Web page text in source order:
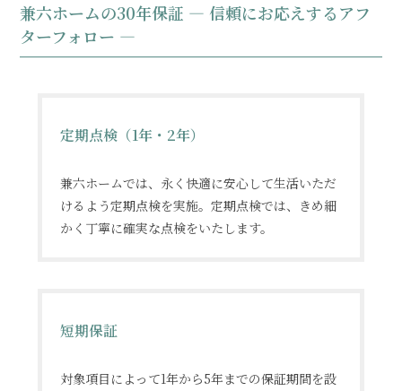
兼六ホームの30年保証 ― 信頼にお応えするアフ
ターフォロー ―
定期点検（1年・2年）
兼六ホームでは、永く快適に安心して生活いただ
けるよう定期点検を実施。定期点検では、きめ細
かく丁寧に確実な点検をいたします。
短期保証
対象項目によって1年から5年までの保証期間を設